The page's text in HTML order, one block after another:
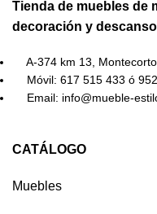
Tienda de muebles de
decoración y descanso
A-374 km 13,
Móvil: 617 515 433 ó
Email: info@mueble-
CATÁLOGO
Muebles